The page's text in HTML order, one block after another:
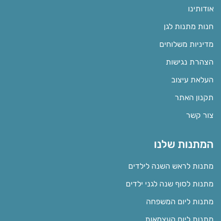
אודותינו
חנות מתנות לגן
מדיניות משלוחים
הצהרת נגישות
העלאת עיצוב
תקנון האתר
צור קשר
המתנות שלנו
מתנות לראש השנה לילדים
מתנות לסוף שנה לגני ילדים
מתנות ליום המשפחה